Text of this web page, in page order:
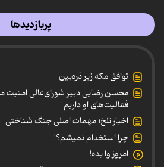
پربازدیدها
توافق مکه زیر ذره‌بین
محسن رضایی دبیر شورای‌عالی امنیت
فعالیت‌های او داریم
اخبار تلخ؛ مهمات اصلی جنگ شناختی
چرا استخدام نمیشم؟!
امروز وا بده!